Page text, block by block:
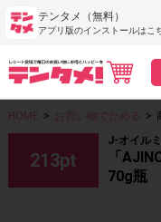
テンタメ（無料）
アプリ版のインストールはこ
HOME > お買い物でためる >
213pt
J-オイル
「
70g瓶